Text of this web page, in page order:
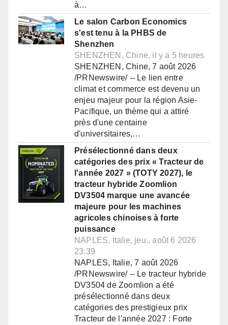
à…
Le salon Carbon Economics
s'est tenu à la PHBS de
Shenzhen
SHENZHEN, Chine, il y a 5 heures
SHENZHEN, Chine, 7 août 2026
/PRNewswire/ -- Le lien entre
climat et commerce est devenu un
enjeu majeur pour la région Asie-
Pacifique, un thème qui a attiré
près d'une centaine
d'universitaires,…
Présélectionné dans deux
catégories des prix « Tracteur de
l'année 2027 » (TOTY 2027), le
tracteur hybride Zoomlion
DV3504 marque une avancée
majeure pour les machines
agricoles chinoises à forte
puissance
NAPLES, Italie, jeu., août 6 2026
23:39
NAPLES, Italie, 7 août 2026
/PRNewswire/ -- Le tracteur hybride
DV3504 de Zoomlion a été
présélectionné dans deux
catégories des prestigieux prix
Tracteur de l'année 2027 : Forte